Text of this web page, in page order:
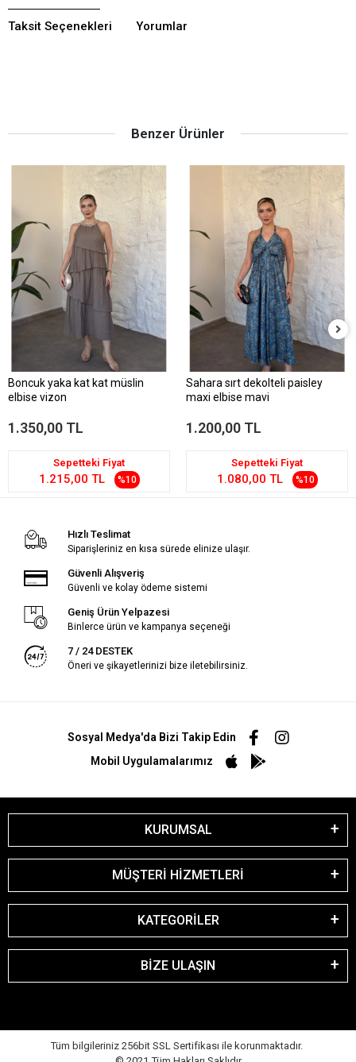
Taksit Seçenekleri Yorumlar
Benzer Ürünler
Boncuk yaka kat kat müslin
elbise vizon
1.350,00 TL
Sepetteki Fiyat
1.215,00 TL %10
Sahara sırt dekolteli paisley
maxi elbise mavi
1.200,00 TL
Sepetteki Fiyat
1.080,00 TL %10
Hızlı Teslimat
Siparişleriniz en kısa sürede elinize ulaşır.
Güvenli Alışveriş
Güvenli ve kolay ödeme sistemi
Geniş Ürün Yelpazesi
Binlerce ürün ve kampanya seçeneği
7 / 24 DESTEK
Öneri ve şikayetlerinizi bize iletebilirsiniz.
Sosyal Medya'da Bizi Takip Edin
Mobil Uygulamalarımız
KURUMSAL
MÜŞTERİ HİZMETLERİ
KATEGORİLER
BİZE ULAŞIN
Tüm bilgileriniz 256bit SSL Sertifikası ile korunmaktadır.